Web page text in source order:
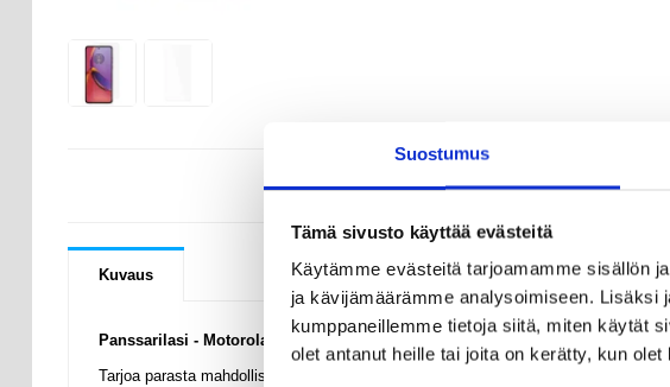
Suostumus
Tämä sivusto käyttää evästeitä
Käytämme evästeitä tarjoamamme sisällön
ja kävijämäärämme analysoimiseen. Lisäksi
kumppaneillemme tietoja siitä, miten käytät
olet antanut heille tai joita on kerätty, kun
KYSYMYKSIÄ? KYSY POIS
Kuvaus
Panssarilasi - Motorola Moto G84 - 9H, 0.3mm
Tarjoa parasta mahdollista näytönsuojaa Motorola Moto G84 -puhelimellesi tämän